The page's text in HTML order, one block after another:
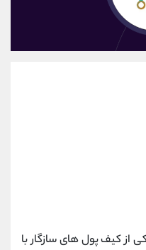
از کیف پول های سازگار با
@Armteam_admin_103
021-22021030